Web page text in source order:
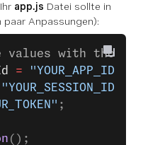
app.js Datei sollte in
Anpassungen):
with those
= "YOUR_APP_ID"
"YOUR_SESSION_ID"
;
();